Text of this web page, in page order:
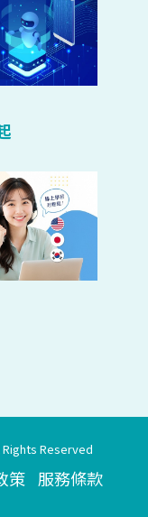
Reserved
策 服務條款